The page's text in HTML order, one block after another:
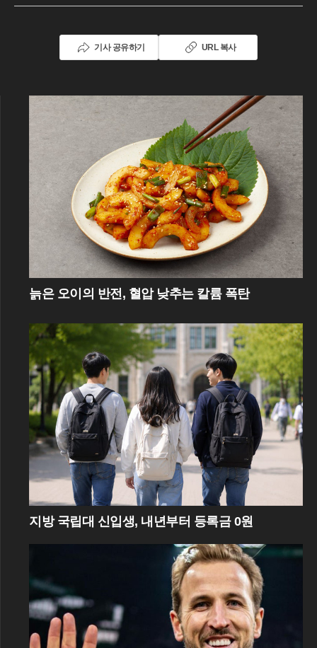
기사 공유하기 URL 복사
늙은 오이의 반전, 혈압 낮추는 칼륨 폭탄
지방 국립대 신입생, 내년부터 등록금 0원